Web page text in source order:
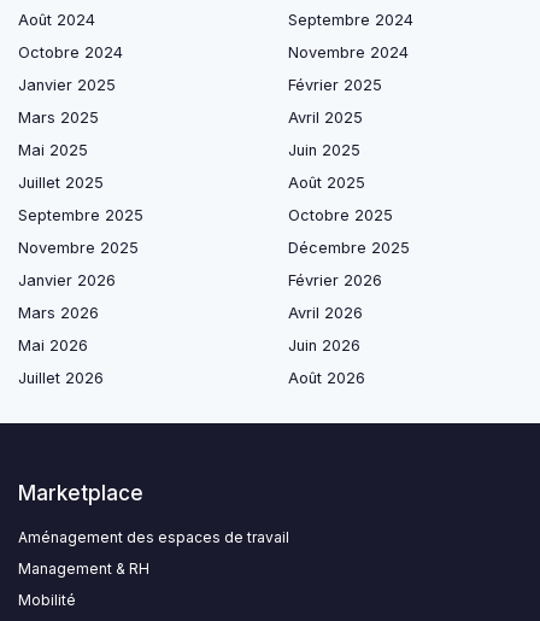
Août 2024
Septembre 2024
Octobre 2024
Novembre 2024
Janvier 2025
Février 2025
Mars 2025
Avril 2025
Mai 2025
Juin 2025
Juillet 2025
Août 2025
Septembre 2025
Octobre 2025
Novembre 2025
Décembre 2025
Janvier 2026
Février 2026
Mars 2026
Avril 2026
Mai 2026
Juin 2026
Juillet 2026
Août 2026
Marketplace
Aménagement des espaces de travail
Management & RH
Mobilité